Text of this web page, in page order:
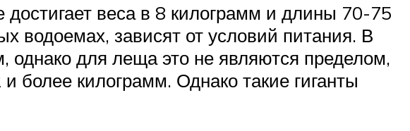
веса в 8 килограмм и длины 70-75
водоемах, зависят от условий питания. В
однако для леща это не являются пределом,
более килограмм. Однако такие гиганты